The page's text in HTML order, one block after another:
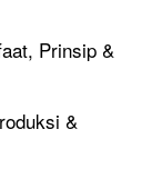
Prinsip &
&